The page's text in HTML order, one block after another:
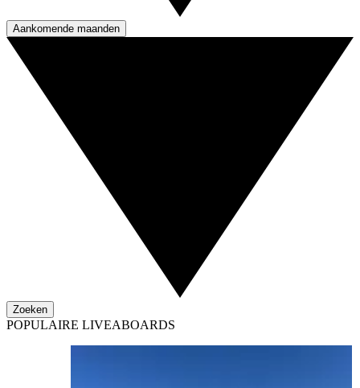
Aankomende maanden
Zoeken
POPULAIRE LIVEABOARDS